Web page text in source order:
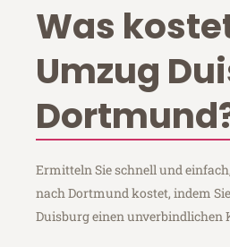
Was
Umzug
Ermitteln Sie schnell und
nach Dortmund kostet, indem
Duisburg einen unverbindlichen